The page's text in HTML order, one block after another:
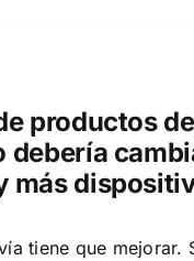
productos
debería
más
tiene que mejorar.